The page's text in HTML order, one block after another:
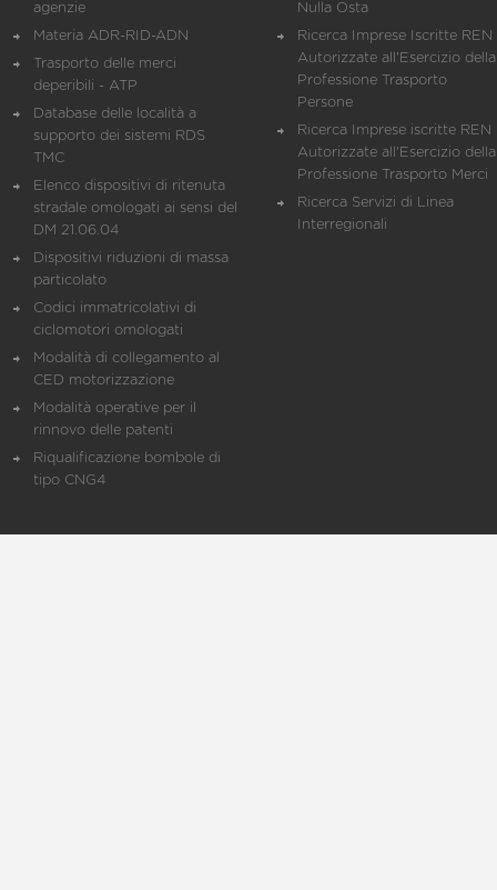
agenzie
Materia ADR-RID-ADN
Trasporto delle merci
deperibili - ATP
Database delle località a
supporto dei sistemi RDS
TMC
Elenco dispositivi di ritenuta
stradale omologati ai sensi del
DM 21.06.04
Dispositivi riduzioni di massa
particolato
Codici immatricolativi di
ciclomotori omologati
Modalità di collegamento al
CED motorizzazione
Modalità operative per il
rinnovo delle patenti
Riqualificazione bombole di
tipo CNG4
Nulla Osta
Ricerca Imprese Iscritte REN
Autorizzate all'Esercizio della
Professione Trasporto
Persone
Ricerca Imprese iscritte REN
Autorizzate all'Esercizio della
Professione Trasporto Merci
Ricerca Servizi di Linea
Interregionali